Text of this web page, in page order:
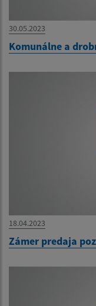
30.05.2023
Komunálne a
18.04.2023
Zámer predaja